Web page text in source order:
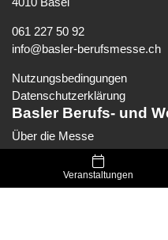
Veranstaltungen
061 227 50 92
info@basler-berufsmesse.ch
Nutzungsbedingungen
Datenschutzerklärung
Basler Berufs- und
Über die Messe
Entdecken
Für Aussteller
Für Lehrpersonen